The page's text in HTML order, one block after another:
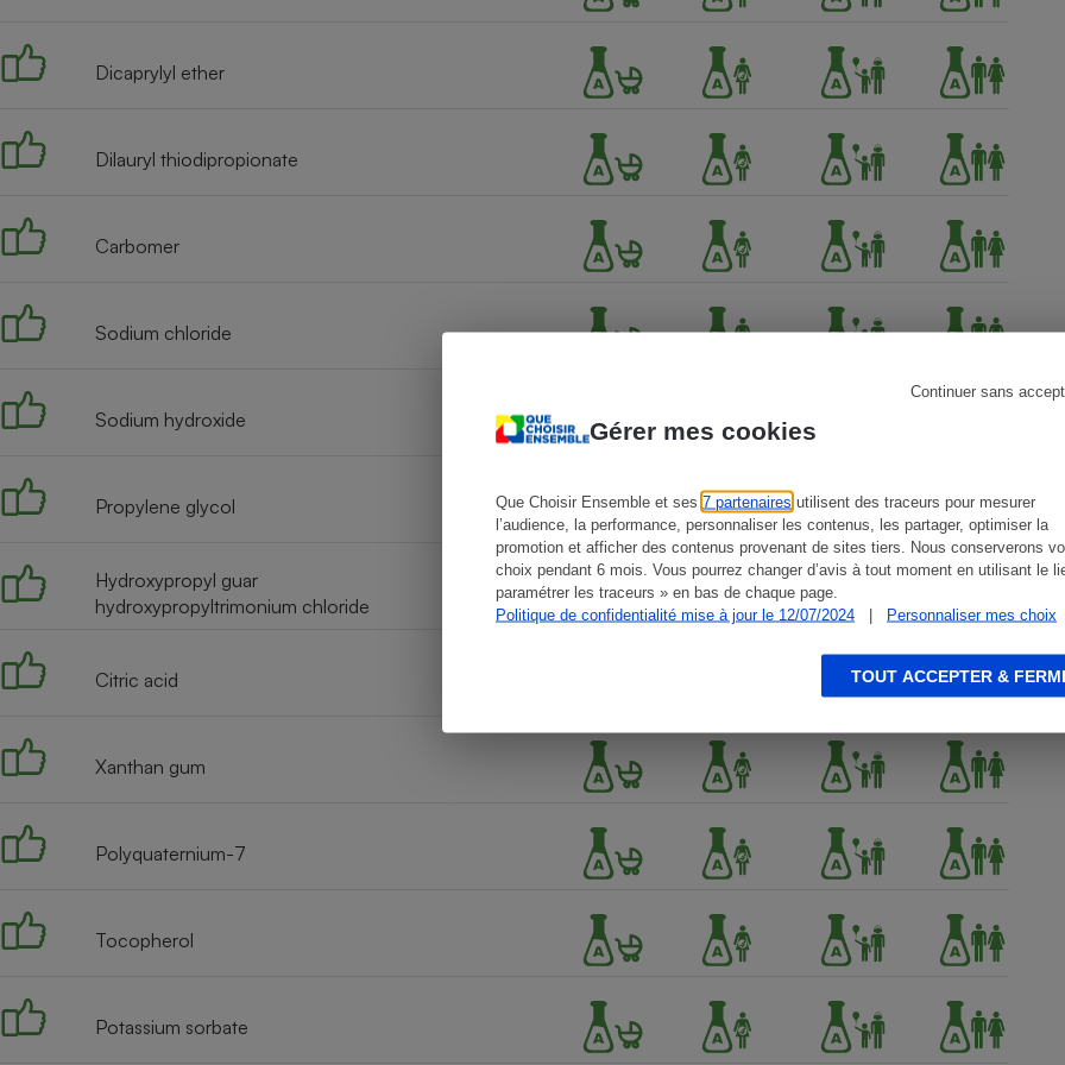
Gérer mes cookies
Que Choisir Ensemble et ses 7 partenaires utilisent des traceurs pour mesurer
l’audience, la performance, personnaliser les contenus, les partager, optimiser la
promotion et afficher des contenus provenant de sites tiers. Nous conserverons
choix pendant 6 mois. Vous pourrez changer d’avis à tout moment en utilisant le
paramétrer les traceurs » en bas de chaque page.
Politique de confidentialité mise à jour le 12/07/2024
| Personnaliser mes choix
Continuer sans
TOUT ACCEPTER &
Dicaprylyl ether
Dilauryl thiodipropionate
Carbomer
Sodium chloride
Sodium hydroxide
Propylene glycol
Hydroxypropyl guar
hydroxypropyltrimonium chloride
Citric acid
Xanthan gum
Polyquaternium-7
Tocopherol
Potassium sorbate